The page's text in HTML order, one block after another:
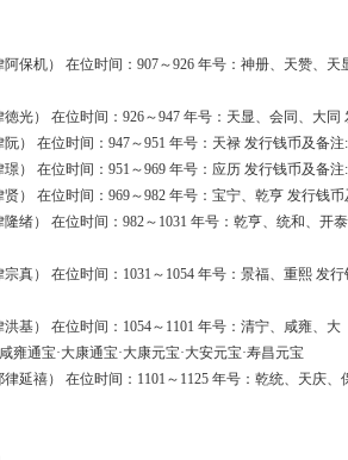
机） 在位时间：907～926 年号：神册、天赞、天
） 在位时间：926～947 年号：天显、会同、大同
在位时间：947～951 年号：天禄 发行钱币及备注
在位时间：951～969 年号：应历 发行钱币及备注
在位时间：969～982 年号：宝宁、乾亨 发行钱币
） 在位时间：982～1031 年号：乾亨、统和、开
） 在位时间：1031～1054 年号：景福、重熙 发行
） 在位时间：1054～1101 年号：清宁、咸雍、大
雍通宝·大康通宝·大康元宝·大安元宝·寿昌元宝
禧） 在位时间：1101～1125 年号：乾统、天庆、